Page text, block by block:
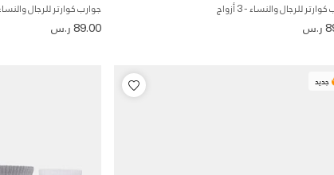
للرجال والنساء - 3 أزواج جوارب كوارتر للرجال والنساء - 3
89.00 ر.س
جديد